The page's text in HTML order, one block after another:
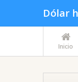
Dólar
Inicio